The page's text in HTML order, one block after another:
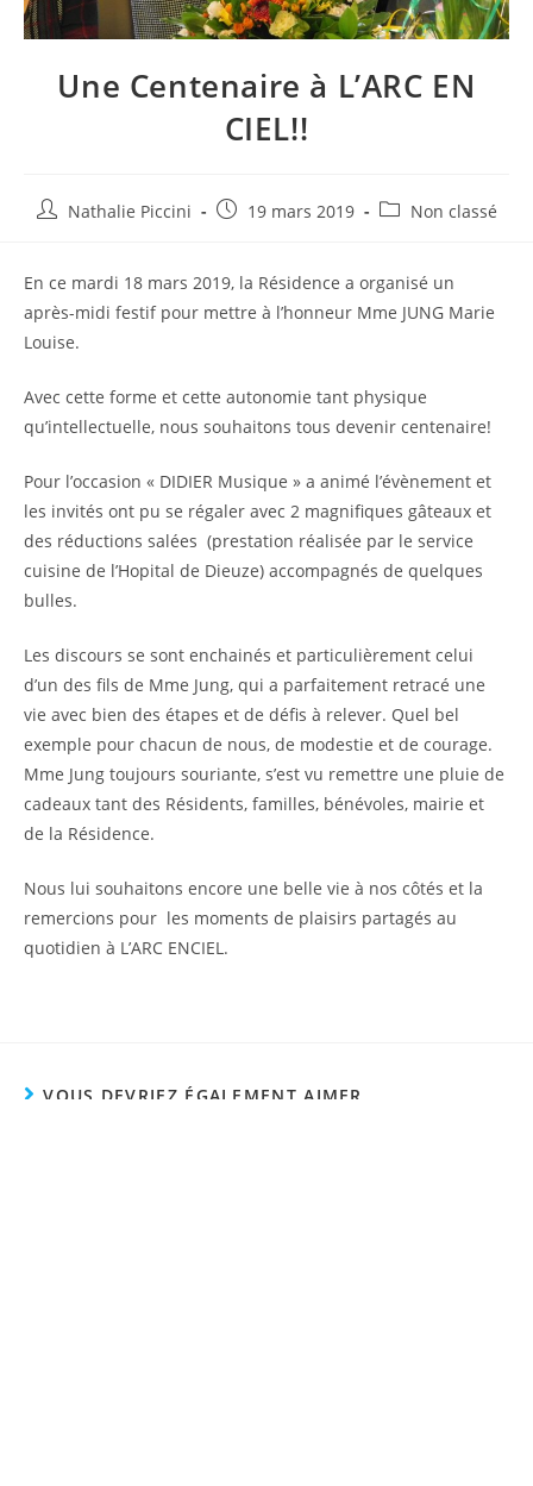
Une Centenaire à L’ARC EN
CIEL!!
Nathalie Piccini 19 mars 2019 Non classé
En ce mardi 18 mars 2019, la Résidence a organisé un
après-midi festif pour mettre à l’honneur Mme JUNG Marie
Louise.
Avec cette forme et cette autonomie tant physique
qu’intellectuelle, nous souhaitons tous devenir centenaire!
Pour l’occasion « DIDIER Musique » a animé l’évènement et
les invités ont pu se régaler avec 2 magnifiques gâteaux et
des réductions salées (prestation réalisée par le service
cuisine de l’Hopital de Dieuze) accompagnés de quelques
bulles.
Les discours se sont enchainés et particulièrement celui
d’un des fils de Mme Jung, qui a parfaitement retracé une
vie avec bien des étapes et de défis à relever. Quel bel
exemple pour chacun de nous, de modestie et de courage.
Mme Jung toujours souriante, s’est vu remettre une pluie de
cadeaux tant des Résidents, familles, bénévoles, mairie et
de la Résidence.
Nous lui souhaitons encore une belle vie à nos côtés et la
remercions pour les moments de plaisirs partagés au
quotidien à L’ARC ENCIEL.
VOUS DEVRIEZ ÉGALEMENT AIMER